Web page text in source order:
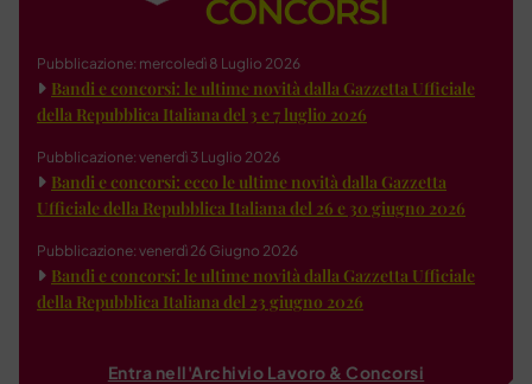
Pubblicazione: mercoledì 8 Luglio 2026
Bandi e concorsi: le ultime novità dalla Gazzetta Ufficiale
della Repubblica Italiana del 3 e 7 luglio 2026
Pubblicazione: venerdì 3 Luglio 2026
Bandi e concorsi: ecco le ultime novità dalla Gazzetta
Ufficiale della Repubblica Italiana del 26 e 30 giugno 2026
Pubblicazione: venerdì 26 Giugno 2026
Bandi e concorsi: le ultime novità dalla Gazzetta Ufficiale
della Repubblica Italiana del 23 giugno 2026
Entra nell'Archivio Lavoro & Concorsi